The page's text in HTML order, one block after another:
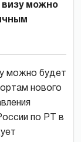
можно
можно будет
нового
по РТ в